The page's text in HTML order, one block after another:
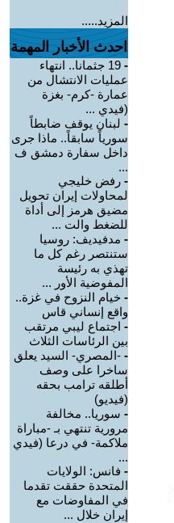
المزيد.....
احدث الأخبار المهمة
-
19 جثمانا.. انتهاء
عمليات الانتشال من
عمارة -كرم- بغزة
(فيدي ...
- لبنان يوقف ضابطاً
سورياً سابقاً.. ماذا جرى
داخل سفارة دمشق ف
...
- رفض خليجي
لمحاولات إيران تحويل
مضيق هرمز إلى أداة
للضغط والت ...
- مدفيديف: روسيا
ستنتصر رغم كل ما
تهذي به رئيسة
المفوضية الأور ...
- خيام النزوح في غزة..
واقع إنساني قاس
- اجتماع ليبي مرتقب
بين الرئاسات الثلاث
- -المصري- السيد يعلق
ساخرا على وصف
أطلقه ترامب بحقه
(فيديو)
- سوريا.. مخالفة
مرورية تنتهي بـ -مباراة
ملاكمة- في درعا (فيدي
...
- فانس: الولايات
المتحدة حققت تقدما
في المفاوضات مع
إيران خلال ...